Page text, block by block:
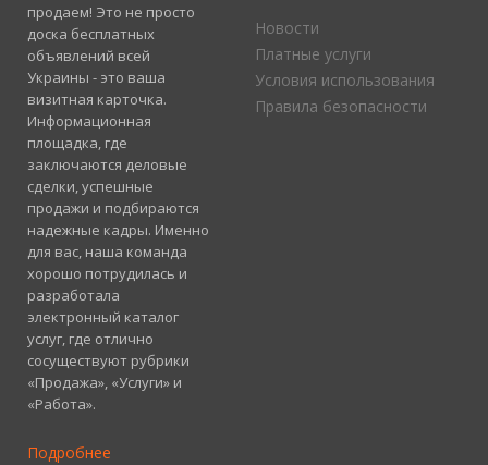
продаем! Это не просто
доска бесплатных
объявлений всей
Украины - это ваша
визитная карточка.
Информационная
площадка, где
заключаются деловые
сделки, успешные
продажи и подбираются
надежные кадры. Именно
для вас, наша команда
хорошо потрудилась и
разработала
электронный каталог
услуг, где отлично
сосуществуют рубрики
«Продажа», «Услуги» и
«Работа».
Подробнее
Новости
Платные услуги
Условия использования
Правила безопасности